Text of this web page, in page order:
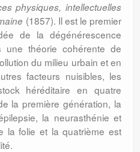
physiques, intellectuelles
(1857). Il est le premier
de la dégénérescence
une théorie cohérente de
du milieu urbain et en
facteurs nuisibles, les
héréditaire en quatre
la première génération, la
la neurasthénie et
la folie et la quatrième est